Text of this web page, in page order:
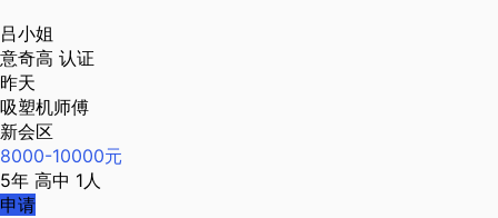
吕小姐
意奇高 认证
昨天
吸塑机师傅
新会区
8000-10000元
5年 高中 1人
申请